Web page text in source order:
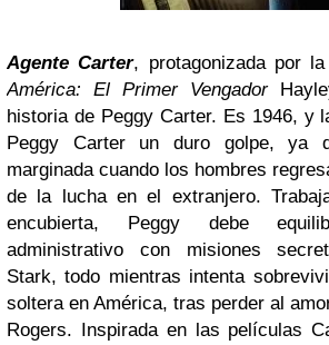
Agente Carter, protagonizada por
América: El Primer Vengador
historia de Peggy Carter. Es 1946, y
Peggy Carter un duro golpe, ya
marginada cuando los hombres
de la lucha en el extranjero.
encubierta, Peggy debe
administrativo con misiones
Stark, todo mientras intenta
soltera en América, tras perder al
Rogers. Inspirada en las películas